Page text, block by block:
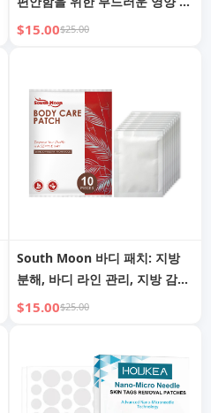
급
$15.00$25.00
South Moon 바디 패치: 지방
분해, 바디 라인 관리, 지방 감소,
불편함 완화
$15.00$25.00